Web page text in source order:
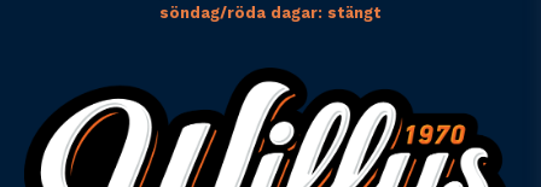
söndag/röda dagar: stängt